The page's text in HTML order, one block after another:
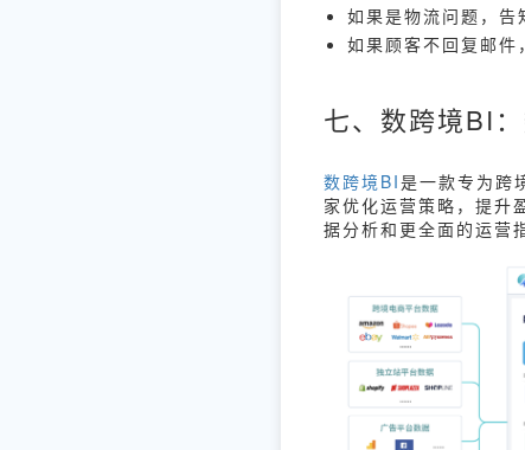
如果是物流问题，告
如果顾客不回复邮件
七、数跨境BI
数跨境BI是一款专为跨
家优化运营策略，提升
据分析和更全面的运营